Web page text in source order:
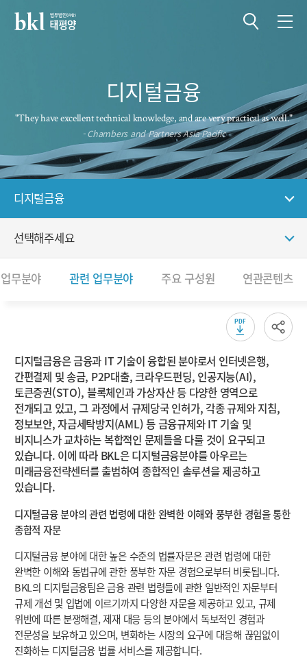
디지털금융
"They have excellent technical knowledge, and are very practical as well."
- Chambers and Partners Asia-Pacific
디지털금융
선택해주세요
무분야 관련 업무분야 주요 구성원 연관콘텐츠
디지털금융은 금융과 IT 기술이 융합된 분야로서 인터넷은행,
간편결제 및 송금, P2P대출, 크라우드펀딩, 인공지능(AI),
토큰증권(STO), 블록체인과 가상자산 등 다양한 영역으로
전개되고 있고, 그 과정에서 규제당국 인허가, 각종 규제와 지침,
정보보안, 자금세탁방지(AML) 등 금융규제와 IT 기술 및
비지니스가 교차하는 복합적인 문제들을 다룰 것이 요구되고
있습니다. 이에 따라 BKL은 디지털금융분야를 아우르는
미래금융전략센터를 출범하여 종합적인 솔루션을 제공하고
있습니다.
디지털금융 분야의 관련 법령에 대한 완벽한 이해와 풍부한 경험을 통한
종합적 자문
디지털금융 분야에 대한 높은 수준의 법률자문은 관련 법령에 대한
완벽한 이해와 동법규에 관한 풍부한 자문 경험으로부터 비롯됩니다.
BKL의 디지털금융팀은 금융 관련 법령들에 관한 일반적인 자문부터
규제 개선 및 입법에 이르기까지 다양한 자문을 제공하고 있고, 규제
위반에 따른 분쟁해결, 제재 대응 등의 분야에서 독보적인 경험과
전문성을 보유하고 있으며, 변화하는 시장의 요구에 대응해 끊임없이
진화하는 디지털금융 법률 서비스를 제공합니다.